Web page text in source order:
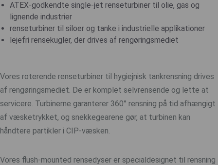
ATEX-godkendte single-jet renseturbiner til olie, gas og
lignende industrier
renseturbiner til siloer og tanke i industrielle applikationer
lejefri rensekugler, der drives af rengøringsmediet
Vores roterende renseturbiner til hygiejnisk tankrensning drives
af rengøringsmediet. De er komplet selvrensende og lette at
servicere. Turbinerne garanterer 360° rensning på tid afhængigt
af væsketrykket, og snekkegearene gør, at turbinen kan
håndtere partikler i CIP-væsken.
Vores flush-mounted rensedyser er specialdesignet til rensning